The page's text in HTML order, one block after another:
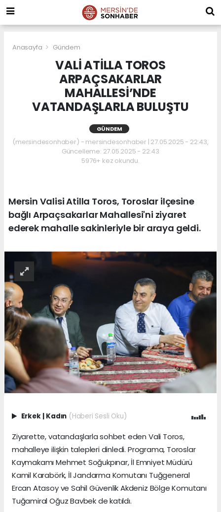
Anasayfa Gündem
VALİ ATİLLA TOROS
ARPAÇSAKARLAR
MAHALLESİ’NDE
VATANDAŞLARLA BULUŞTU
GÜNDEM
(mersindesonhaber) - mersindesonhaber | 27.05.2025 - 22:43,
Güncelleme: 27.05.2025 - 22:43
5976+ kez okundu.
Mersin Valisi Atilla Toros, Toroslar ilçesine
bağlı Arpaçsakarlar Mahallesi'ni ziyaret
ederek mahalle sakinleriyle bir araya geldi.
Erkek Kadın (Haberi Sesli Oku)
Ziyarette, vatandaşlarla sohbet eden Vali Toros,
mahalleye ilişkin talepleri dinledi. Programa, Toroslar
Kaymakamı Mehmet Soğukpınar, İl Emniyet Müdürü
Kamil Karabörk, İl Jandarma Komutanı Tuğgeneral
Ercan Atasoy ve Sahil Güvenlik Akdeniz Bölge Komutanı
Tuğamiral Oğuz Bavbek de katıldı.